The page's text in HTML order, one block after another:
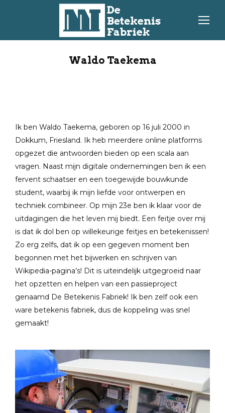
Waldo Taekema
Ik ben Waldo Taekema, geboren op 16 juli 2000 in
Dokkum, Friesland. Ik heb meerdere online platforms
opgezet die antwoorden bieden op een scala aan
vragen. Naast mijn digitale ondernemingen ben ik een
fervent schaatser en een toegewijde bouwkunde
student, waarbij ik mijn liefde voor ontwerpen en
techniek combineer. Op mijn 23e ben ik klaar voor de
uitdagingen die het leven mij biedt. Een feitje over mij
is dat ik dol ben op willekeurige feitjes en betekenissen!
Zo erg zelfs, dat ik op een gegeven moment ben
begonnen met het bijwerken en schrijven van
Wikipedia-pagina’s! Dit is uiteindelijk uitgegroeid naar
het opzetten en helpen van een passieproject
genaamd De Betekenis Fabriek! Ik ben zelf ook een
ware betekenis fabriek, dus de koppeling was snel
gemaakt!